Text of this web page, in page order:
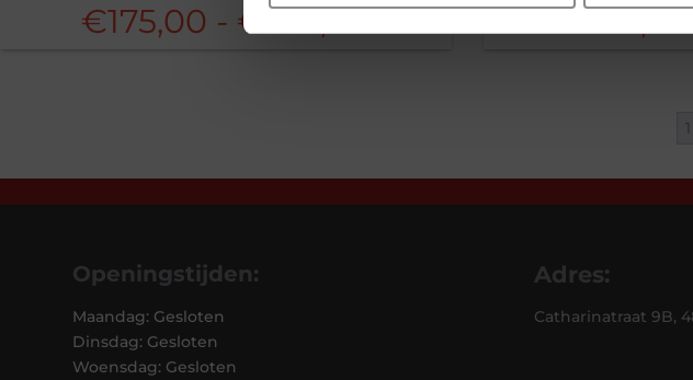
€175,00 - € 295,00Prijsklasse:
€295,00
€175,00
1
Openingstijden:
Maandag: Gesloten
Dinsdag: Gesloten
Woensdag: Gesloten
Adres:
Catharinatraat 9B,